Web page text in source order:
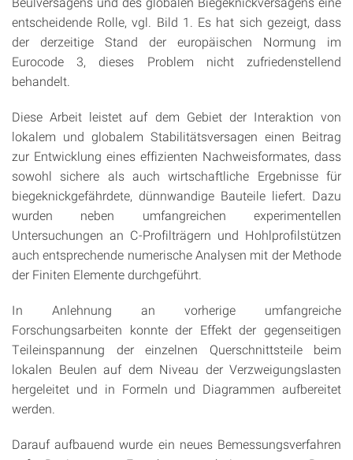
entscheidende Rolle, vgl. Bild 1. Es hat sich gezeigt, dass
der derzeitige Stand der europäischen Normung im
Eurocode 3, dieses Problem nicht zufriedenstellend
behandelt.
Diese Arbeit leistet auf dem Gebiet der Interaktion von
lokalem und globalem Stabilitätsversagen einen Beitrag
zur Entwicklung eines effizienten Nachweisformates, dass
sowohl sichere als auch wirtschaftliche Ergebnisse für
biegeknickgefährdete, dünnwandige Bauteile liefert. Dazu
wurden neben umfangreichen experimentellen
Untersuchungen an C-Profilträgern und Hohlprofilstützen
auch entsprechende numerische Analysen mit der Methode
der Finiten Elemente durchgeführt.
In Anlehnung an vorherige umfangreiche
Forschungsarbeiten konnte der Effekt der gegenseitigen
Teileinspannung der einzelnen Querschnittsteile beim
lokalen Beulen auf dem Niveau der Verzweigungslasten
hergeleitet und in Formeln und Diagrammen aufbereitet
werden.
Darauf aufbauend wurde ein neues Bemessungsverfahren